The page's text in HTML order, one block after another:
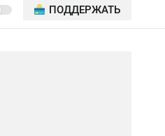
ПОДДЕРЖАТЬ